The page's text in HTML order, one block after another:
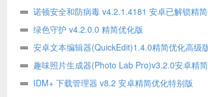
诺顿安全和防病毒 v4.2.1.4181 安卓已解锁精
绿色守护 v4.2.0.0 精简优化版
安卓文本编辑器(QuickEdit)1.4.0精简优化高级
趣味照片生成器(Photo Lab Pro)v3.2.0安卓精
IDM+ 下载管理器 v8.2 安卓精简优化特别版